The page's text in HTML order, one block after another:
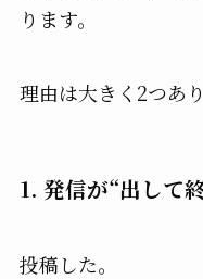
ります。
理由は大きく2つあり
1. 発信が“出して
投稿した。